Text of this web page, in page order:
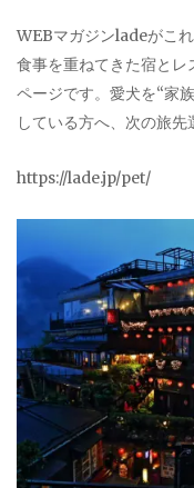
WEBマガジンladeがこ
食事を重ねてきた宿と
ページです。愛犬を“家
している方へ、次の旅先
https://lade.jp/pet/